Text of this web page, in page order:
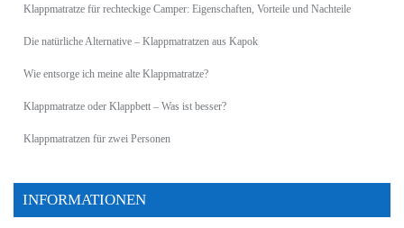
Klappmatratze für rechteckige Camper: Eigenschaften, Vorteile und Nachteile
Die natürliche Alternative – Klappmatratzen aus Kapok
Wie entsorge ich meine alte Klappmatratze?
Klappmatratze oder Klappbett – Was ist besser?
Klappmatratzen für zwei Personen
INFORMATIONEN